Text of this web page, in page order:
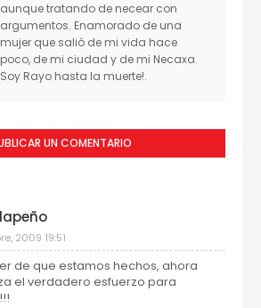
aunque tratando de necear con
argumentos. Enamorado de una
mujer que salió de mi vida hace
poco, de mi ciudad y de mi Necaxa.
Soy Rayo hasta la muerte!.
UN COMENTARIO
2009 19:51
de que estamos hechos, ahora
el verdadero esfuerzo para